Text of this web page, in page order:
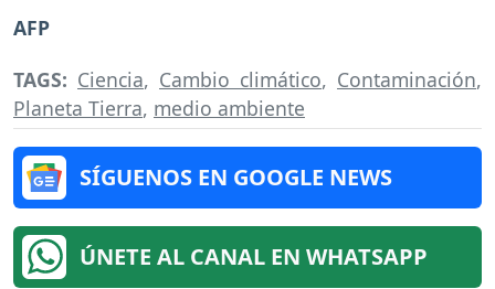
AFP
TAGS: Ciencia, Cambio climático, Contaminación,
Planeta Tierra, medio ambiente
SÍGUENOS EN GOOGLE NEWS
ÚNETE AL CANAL EN WHATSAPP